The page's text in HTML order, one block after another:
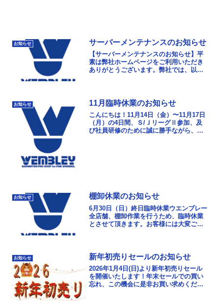
お知らせ サーバーメンテナンスのお知らせ
【サーバーメンテナンスのお知らせ】平
素は弊社ホームページをご利用いただき
ありがとうございます。弊社では、以下
お知らせ 11月臨時休業のお知らせ
こんにちは！11月14日（金）〜11月17日
（月）の4日間、Ｓ/ＪリーグⅡ参加、及
び社員研修のために誠に勝手ながら、臨
お知らせ 棚卸休業のお知らせ
6月30日（日）終日臨時休業ウエンブレー
全店舗、棚卸作業を行うため、臨時休業
とさせて頂きます。お客様には大変ご迷
お知らせ 新年初売りセールのお知らせ
2026年1月4日(日)より新年初売りセール
を開催いたします！年末セールでの買い
忘れ、この機会に是非お買い求めくださ